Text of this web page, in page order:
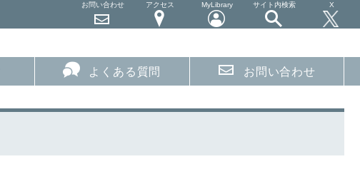
お問い合わせ アクセス MyLibrary サイト内検索 X
よくある質問 お問い合わせ